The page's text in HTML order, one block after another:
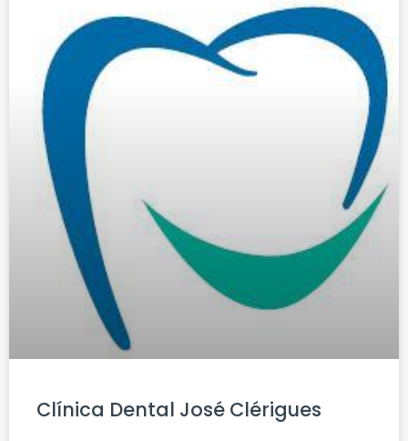
Clínica Dental José Clérigues